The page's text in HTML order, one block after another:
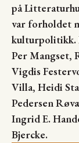
på
var forholdet
kulturpolitikk.
Per Mangset,
Vigdis
Villa, Heidi
Pedersen
Ingrid E.
Bjercke.